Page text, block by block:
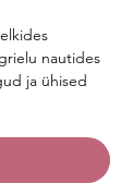
nautides
ja ühised